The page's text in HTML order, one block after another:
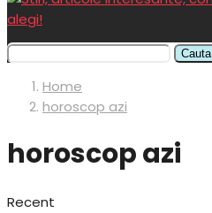
Cauta
Home
horoscop azi
horoscop azi
Recent